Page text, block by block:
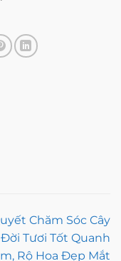
Chăm Sóc Cây
Tươi Tốt Quanh
Rộ Hoa Đẹp Mắt